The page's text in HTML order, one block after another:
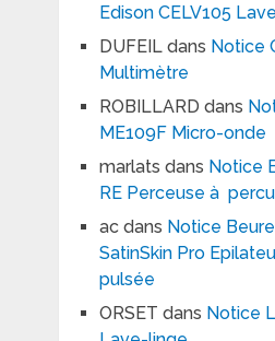
Edison CELV105
DUFEILdans Notice
Multimètre
ROBILLARD dans
ME109F Micro-onde
marlats dans Notice
RE Perceuse à
acdans Notice
SatinSkin Pro
pulsée
ORSET dans Notice